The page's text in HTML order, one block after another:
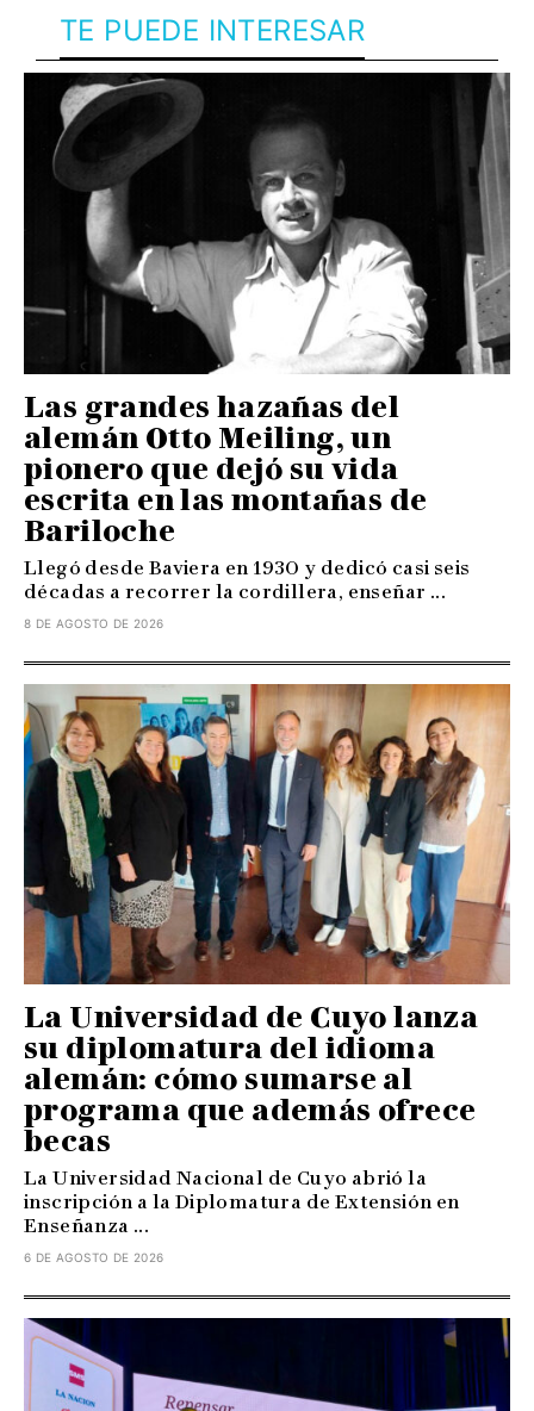
TE PUEDE INTERESAR
Las grandes hazañas del
alemán Otto Meiling, un
pionero que dejó su vida
escrita en las montañas de
Bariloche
Llegó desde Baviera en 1930 y dedicó casi seis
décadas a recorrer la cordillera, enseñar ...
8 DE AGOSTO DE 2026
La Universidad de Cuyo lanza
su diplomatura del idioma
alemán: cómo sumarse al
programa que además ofrece
becas
La Universidad Nacional de Cuyo abrió la
inscripción a la Diplomatura de Extensión en
Enseñanza ...
6 DE AGOSTO DE 2026